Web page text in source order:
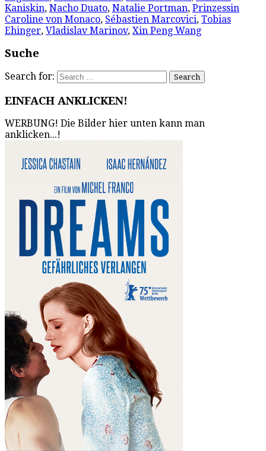
Kaniskin, Nacho Duato, Natalie Portman, Prinzessin
Caroline von Monaco, Sébastien Marcovici, Tobias
Ehinger, Vladislav Marinov, Xin Peng Wang
Suche
Search for:
EINFACH ANKLICKEN!
WERBUNG! Die Bilder hier unten kann man
anklicken...!